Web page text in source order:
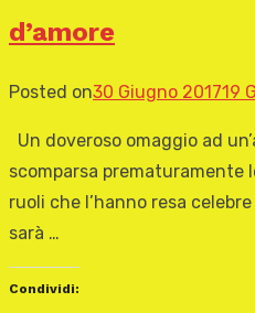
d’amore
Posted on30 Giugno 201719
Un doveroso omaggio ad
scomparsa prematuramente
ruoli che l’hanno resa
sarà …
Condividi: